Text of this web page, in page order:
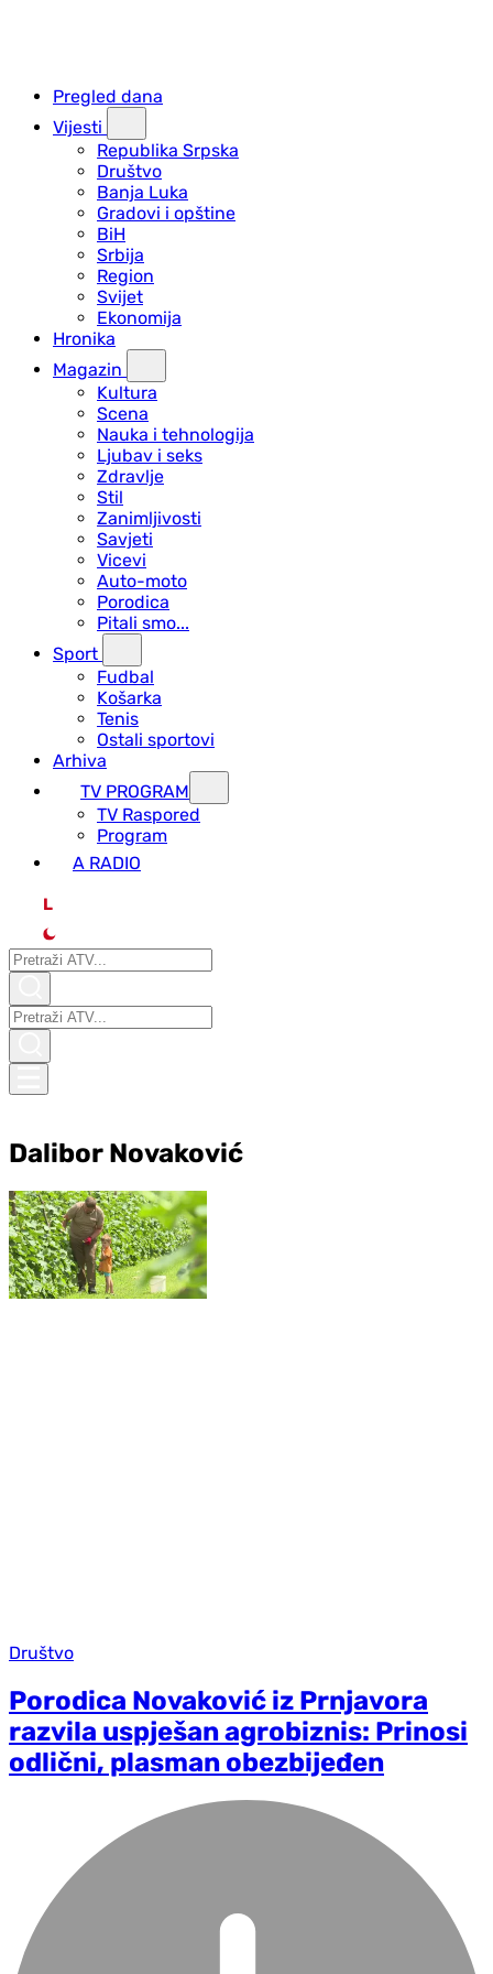
Pregled dana
Vijesti
Republika Srpska
Društvo
Banja Luka
Gradovi i opštine
BiH
Srbija
Region
Svijet
Ekonomija
Hronika
Magazin
Kultura
Scena
Nauka i tehnologija
Ljubav i seks
Zdravlje
Stil
Zanimljivosti
Savjeti
Vicevi
Auto-moto
Porodica
Pitali smo...
Sport
Fudbal
Košarka
Tenis
Ostali sportovi
Arhiva
TV PROGRAM
ТV Raspored
Program
A RADIO
L
Dalibor Novaković
Društvo
Porodica Novaković iz Prnjavora
razvila uspješan agrobiznis: Prinosi
odlični, plasman obezbijeđen